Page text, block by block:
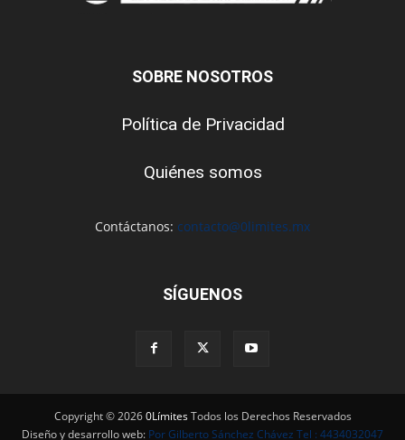
SOBRE NOSOTROS
Política de Privacidad
Quiénes somos
Contáctanos: contacto@0limites.mx
SÍGUENOS
Copyright © 20260LímitesTodos los Derechos Reservados
Diseño y desarrollo web: Por Gilberto Sánchez Chávez Tel : 4434032047